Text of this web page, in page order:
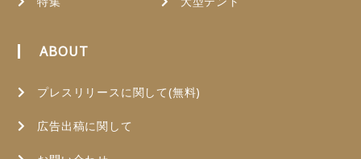
ABOUT
プレスリリースに関して(無料)
広告出稿に関して